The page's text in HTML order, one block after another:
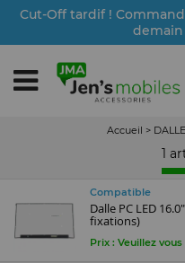
Cut-Off tardif !
demain
Accueil >
1
Compatible
Dalle PC LED
fixations)
Prix : Veuillez